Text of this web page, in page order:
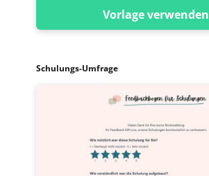
Vorlage verwenden
Schulungs-Umfrage